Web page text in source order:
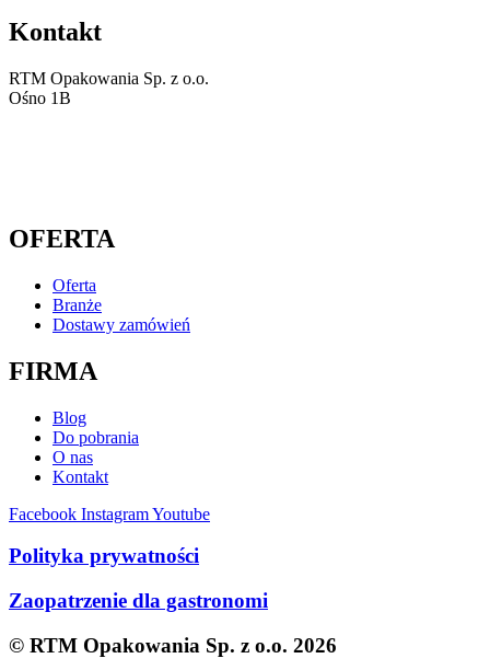
Kontakt
RTM Opakowania Sp. z o.o.
Ośno 1B
OFERTA
Oferta
Branże
Dostawy zamówień
FIRMA
Blog
Do pobrania
O nas
Kontakt
Facebook InstagramYoutube
Polityka prywatności
Zaopatrzenie dla gastronomi
© RTM Opakowania Sp. z o.o. 2026